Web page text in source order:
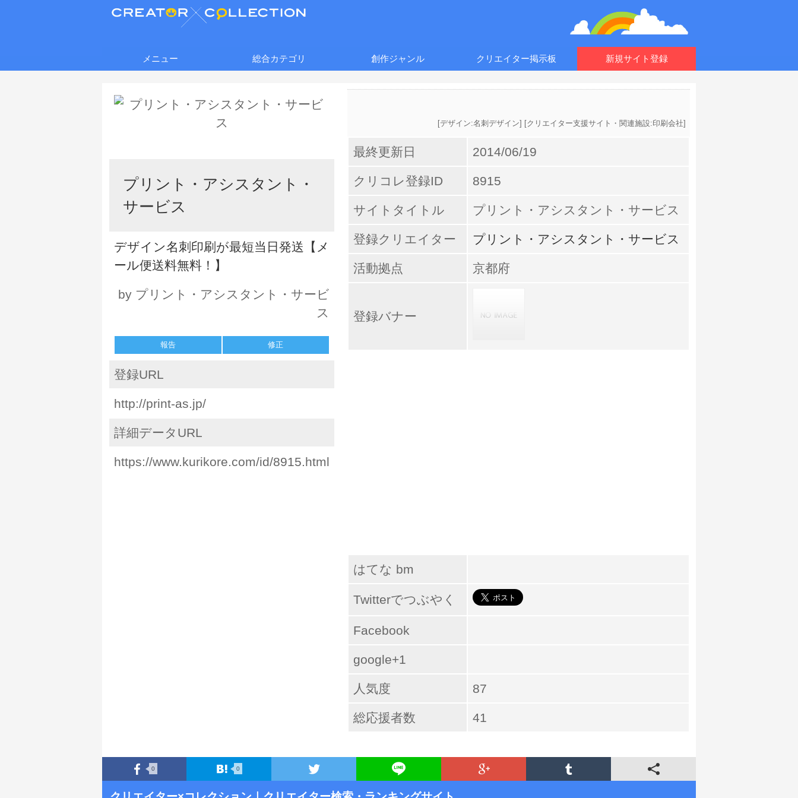
メニュー 総合カテゴリ 創作ジャンル クリエイター掲示板 新規サイト登録
プリント・アシスタント・
サービス
デザイン名刺印刷が最短当日発送【メ
ール便送料無料！】
by プリント・アシスタント・サービ
ス
報告 修正
登録URL
http://print-as.jp/
詳細データURL
https://www.kurikore.com/id/8915.html
[デザイン:名刺デザイン] [クリエイター支援サイト・関連施設:印刷会社]
最終更新日 2014/06/19
クリコレ登録ID 8915
サイトタイトル プリント・アシスタント・サービス
登録クリエイター プリント・アシスタント・サービス
活動拠点 京都府
登録バナー
はてな bm
Twitterでつぶやく
Facebook
google+1
人気度 87
総応援者数 41
0 0